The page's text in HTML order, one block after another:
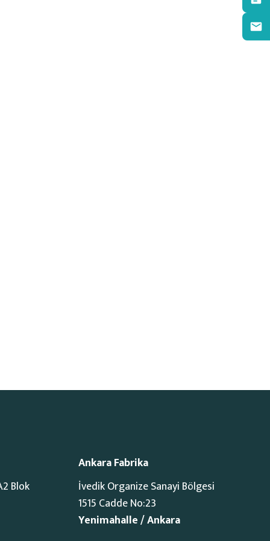
Blok
Ankara Fabrika
İvedik Organize Sanayi Bölgesi
1515 Cadde No:23
Yenimahalle / Ankara